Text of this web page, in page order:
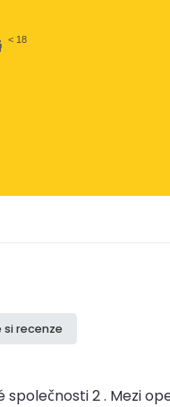
< 18
si recenze
společnosti 2 . Mezi